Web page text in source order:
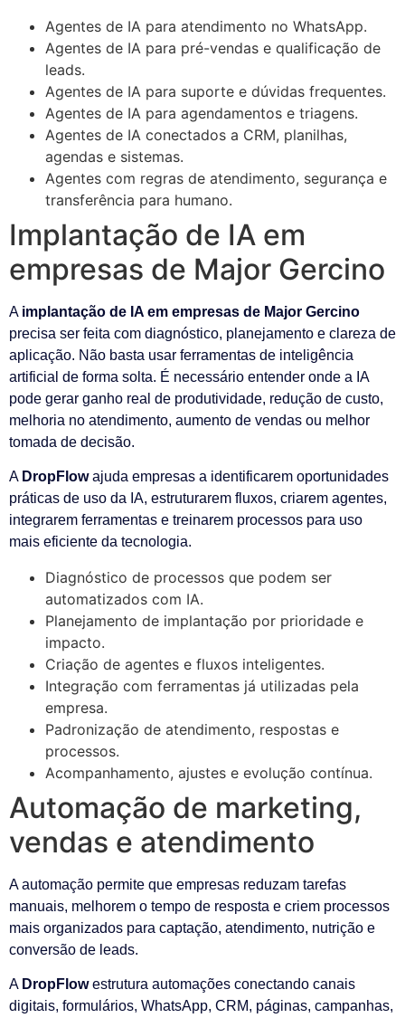
Agentes de IA para atendimento no WhatsApp.
Agentes de IA para pré-vendas e qualificação de
leads.
Agentes de IA para suporte e dúvidas frequentes.
Agentes de IA para agendamentos e triagens.
Agentes de IA conectados a CRM, planilhas,
agendas e sistemas.
Agentes com regras de atendimento, segurança e
transferência para humano.
Implantação de IA em
empresas de Major Gercino
A implantação de IA em empresas de Major Gercino
precisa ser feita com diagnóstico, planejamento e clareza de
aplicação. Não basta usar ferramentas de inteligência
artificial de forma solta. É necessário entender onde a IA
pode gerar ganho real de produtividade, redução de custo,
melhoria no atendimento, aumento de vendas ou melhor
tomada de decisão.
A DropFlowajuda empresas a identificarem oportunidades
práticas de uso da IA, estruturarem fluxos, criarem agentes,
integrarem ferramentas e treinarem processos para uso
mais eficiente da tecnologia.
Diagnóstico de processos que podem ser
automatizados com IA.
Planejamento de implantação por prioridade e
impacto.
Criação de agentes e fluxos inteligentes.
Integração com ferramentas já utilizadas pela
empresa.
Padronização de atendimento, respostas e
processos.
Acompanhamento, ajustes e evolução contínua.
Automação de marketing,
vendas e atendimento
A automação permite que empresas reduzam tarefas
manuais, melhorem o tempo de resposta e criem processos
mais organizados para captação, atendimento, nutrição e
conversão de leads.
A DropFlowestrutura automações conectando canais
digitais, formulários, WhatsApp, CRM, páginas, campanhas,